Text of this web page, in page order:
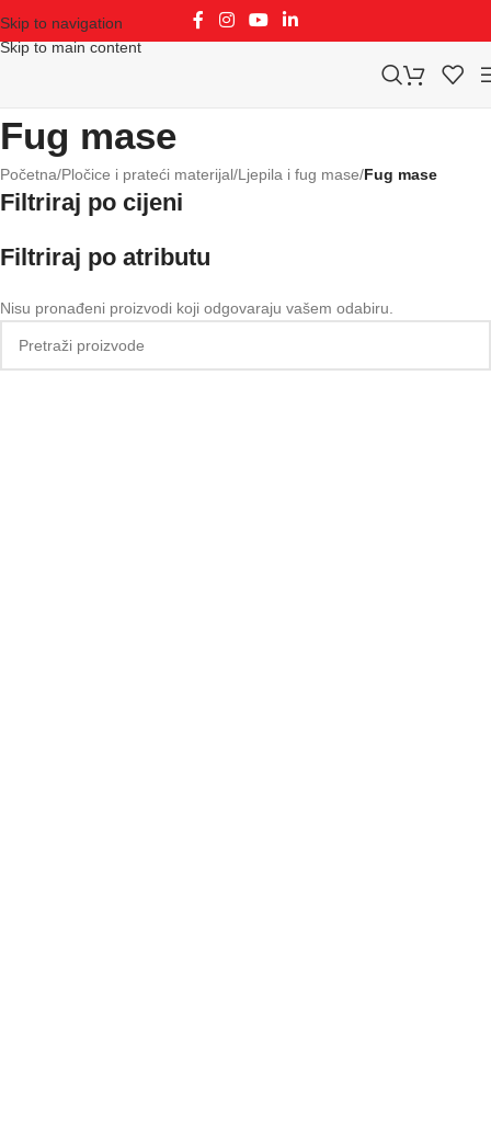
Skip to navigation
Skip to main content
Fug mase
Početna/Pločice i prateći materijal/Ljepila i fug mase/Fug mase
Filtriraj po cijeni
Filtriraj po atributu
Nisu pronađeni proizvodi koji odgovaraju vašem odabiru.